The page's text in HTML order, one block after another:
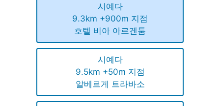
시예다
9.3km +900m 지점
호텔 비아 아르겐툼
시예다
9.5km +50m 지점
알베르게 트라바소